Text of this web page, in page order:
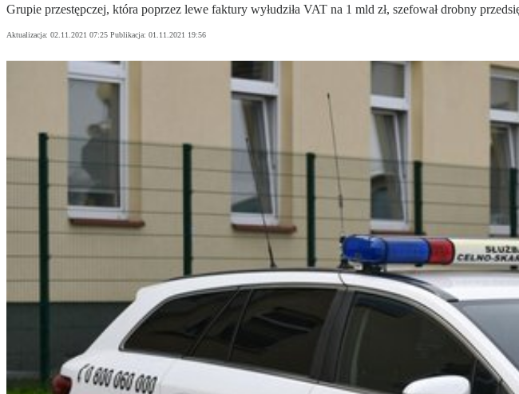
Grupie przestępczej, która poprzez lewe faktury wyłudziła VAT na 1 mld zł, szefował drobny
Aktualizacja: 02.11.2021 07:25 Publikacja: 01.11.2021 19:56